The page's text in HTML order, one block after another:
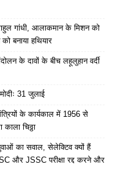
गांधी, आलाकमान के मिशन को
बनाया हथियार
के दावों के बीच लहूलुहान वर्दी
31 जुलाई
के कार्यकाल में 1956 से
चिठ्ठा
का सवाल, सेलेक्टिव क्यों हैं
और JSSC परीक्षा रद्द करने और